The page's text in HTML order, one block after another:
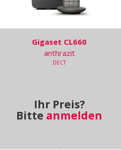
Gigaset CL660
anthrazit
DECT
Ihr Preis?
Bitte anmelden